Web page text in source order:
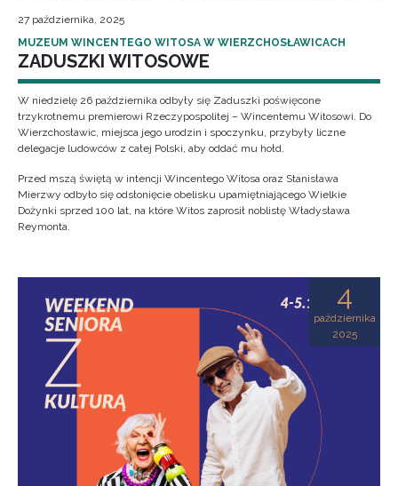
27 października, 2025
MUZEUM WINCENTEGO WITOSA W WIERZCHOSŁAWICACH
ZADUSZKI WITOSOWE
W niedzielę 26 października odbyły się Zaduszki poświęcone
trzykrotnemu premierowi Rzeczypospolitej – Wincentemu Witosowi. Do
Wierzchosławic, miejsca jego urodzin i spoczynku, przybyły liczne
delegacje ludowców z całej Polski, aby oddać mu hołd.
Przed mszą świętą w intencji Wincentego Witosa oraz Stanisława
Mierzwy odbyło się odsłonięcie obelisku upamiętniającego Wielkie
Dożynki sprzed 100 lat, na które Witos zaprosił noblistę Władysława
Reymonta.
4
października
2025